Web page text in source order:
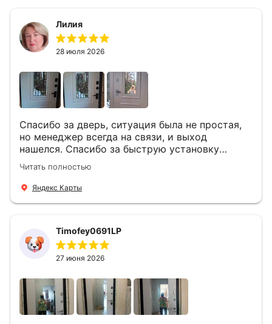
Лилия
28 июля 2026
Спасибо за дверь, ситуация была не простая,
но менеджер всегда на связи, и выход
нашелся. Спасибо за быструю установку
Роману, один и привёз, и установил. Надеюсь,
что дверь нам долго послужит
Читать полностью
Яндекс Карты
Timofey0691LP
27 июня 2026